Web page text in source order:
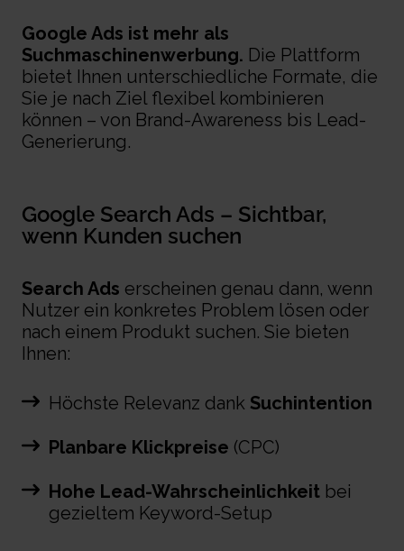
Google Ads ist mehr als
Suchmaschinenwerbung. Die Plattform
bietet Ihnen unterschiedliche Formate, die
Sie je nach Ziel flexibel kombinieren
können – von Brand-Awareness bis Lead-
Generierung.
Google Search Ads – Sichtbar,
wenn Kunden suchen
Search Ads erscheinen genau dann, wenn
Nutzer ein konkretes Problem lösen oder
nach einem Produkt suchen. Sie bieten
Ihnen:
Höchste Relevanz dank Suchintention
Planbare Klickpreise (CPC)
Hohe Lead-Wahrscheinlichkeit bei
gezieltem Keyword-Setup